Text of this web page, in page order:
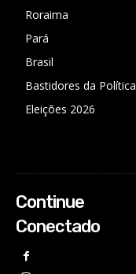
Roraima
Pará
Brasil
Bastidores da Política
Eleições 2026
Continue
Conectado